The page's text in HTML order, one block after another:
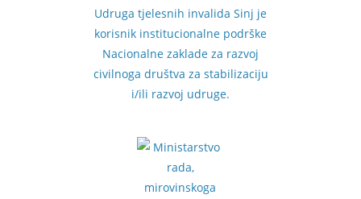
Udruga tjelesnih invalida Sinj je
korisnik institucionalne podrške
Nacionalne zaklade za razvoj
civilnoga društva za stabilizaciju
i/ili razvoj udruge.